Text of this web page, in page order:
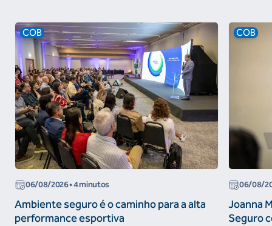
COB
06/08/2026• 4 minutos
Ambiente seguro é o caminho para a alta
performance esportiva
COB
06/08/
Joanna
Seguro